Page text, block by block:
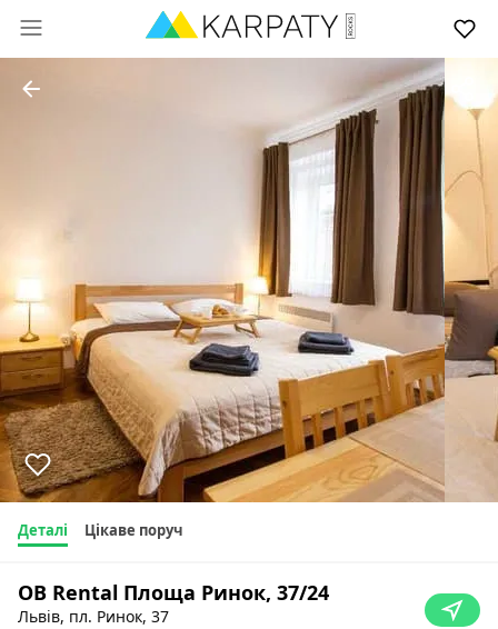
Деталі Цікаве поруч
OB Rental Площа Ринок, 37/24
Львів, пл. Ринок, 37